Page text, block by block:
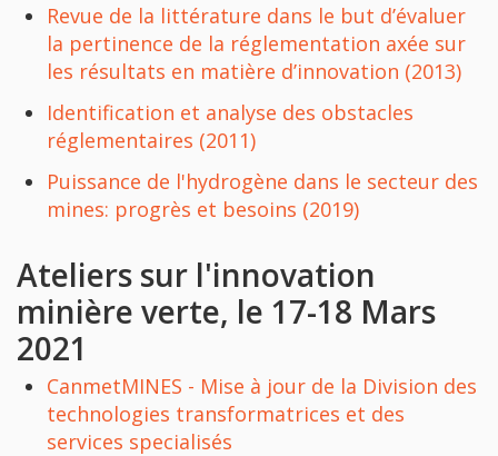
Revue de la littérature dans le but d’évaluer
la pertinence de la réglementation axée sur
les résultats en matière d’innovation (2013)
Identification et analyse des obstacles
réglementaires (2011)
Puissance de l'hydrogène dans le secteur des
mines: progrès et besoins (2019)
Ateliers sur l'innovation
minière verte, le 17-18 Mars
2021
CanmetMINES - Mise à jour de la Division des
technologies transformatrices et des
services specialisés